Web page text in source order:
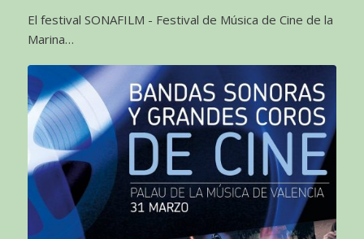
El festival SONAFILM - Festival de Música de Cine de la
Marina…